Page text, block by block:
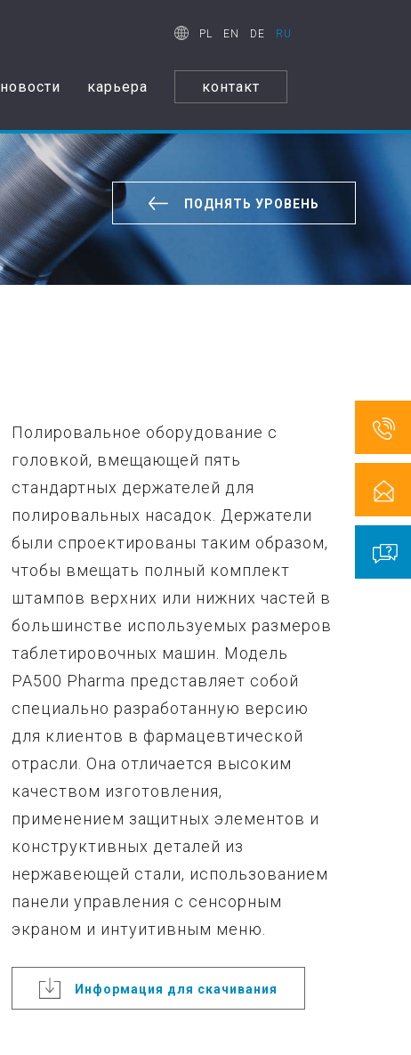
PL EN DE RU
новости карьера контакт
ПОДНЯТЬ УРОВЕНЬ
Полировальное оборудование с
головкой, вмещающей пять
стандартных держателей для
полировальных насадок. Держатели
были спроектированы таким образом,
чтобы вмещать полный комплект
штампов верхних или нижних частей в
большинстве используемых размеров
таблетировочных машин. Модель
PA500 Pharma представляет собой
специально разработанную версию
для клиентов в фармацевтической
отрасли. Она отличается высоким
качеством изготовления,
применением защитных элементов и
конструктивных деталей из
нержавеющей стали, использованием
панели управления с сенсорным
экраном и интуитивным меню.
Информация для скачивания